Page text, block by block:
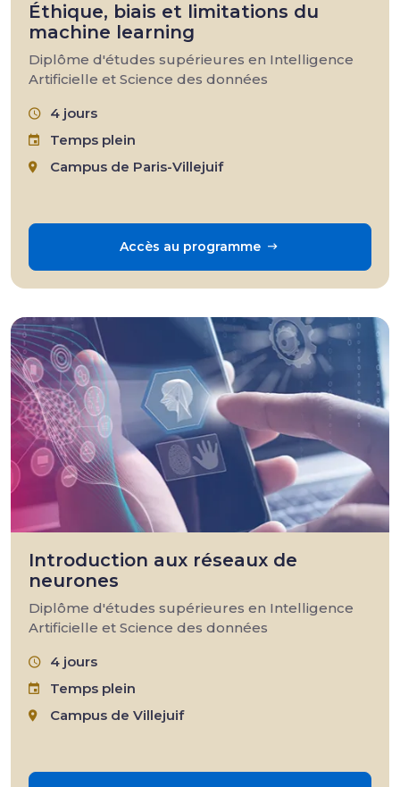
Éthique, biais et limitations du
machine learning
Diplôme d'études supérieures en Intelligence
Artificielle et Science des données
4 jours
Temps plein
Campus de Paris-Villejuif
Accès au programme
Introduction aux réseaux de
neurones
Diplôme d'études supérieures en Intelligence
Artificielle et Science des données
4 jours
Temps plein
Campus de Villejuif